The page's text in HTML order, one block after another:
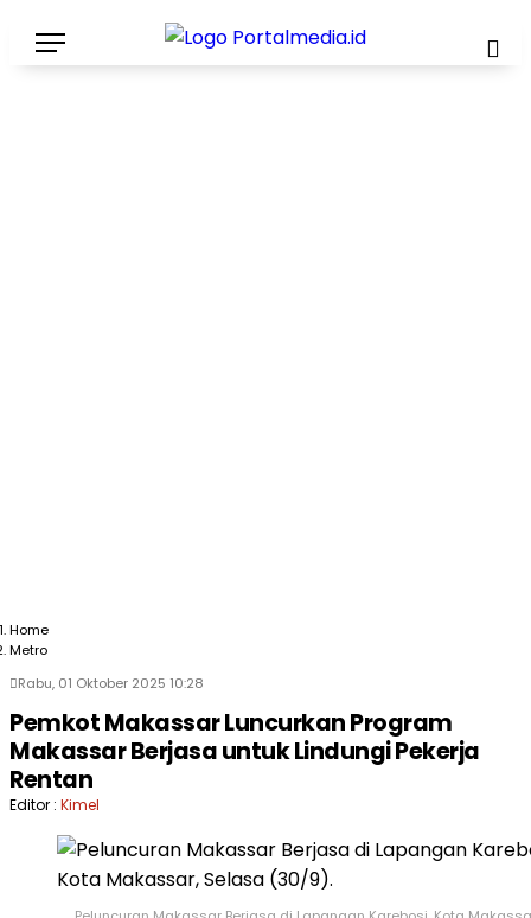
Home
Metro
Rabu, 01 Oktober 2025 10:28
Pemkot Makassar Luncurkan Program
Makassar Berjasa untuk Lindungi Pekerja
Rentan
Editor : Kimel